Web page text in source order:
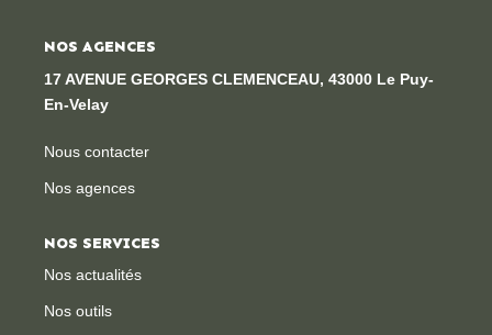
NOS AGENCES
17 AVENUE GEORGES CLEMENCEAU, 43000 Le Puy-
En-Velay
Nous contacter
Nos agences
NOS SERVICES
Nos actualités
Nos outils